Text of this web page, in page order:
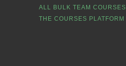
ALL BULK TEAM COURSES
THE COURSES PLATFORM